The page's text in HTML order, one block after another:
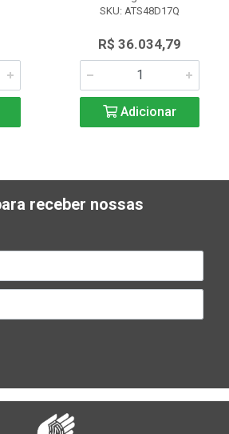
SKU: ATS48D17Q
R$ 36.034,79
Adicionar
receber nossas